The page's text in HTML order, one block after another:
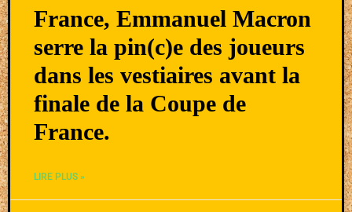
France, Emmanuel Macron
serre la pin(c)e des joueurs
dans les vestiaires avant la
finale de la Coupe de
France.
LIRE PLUS »